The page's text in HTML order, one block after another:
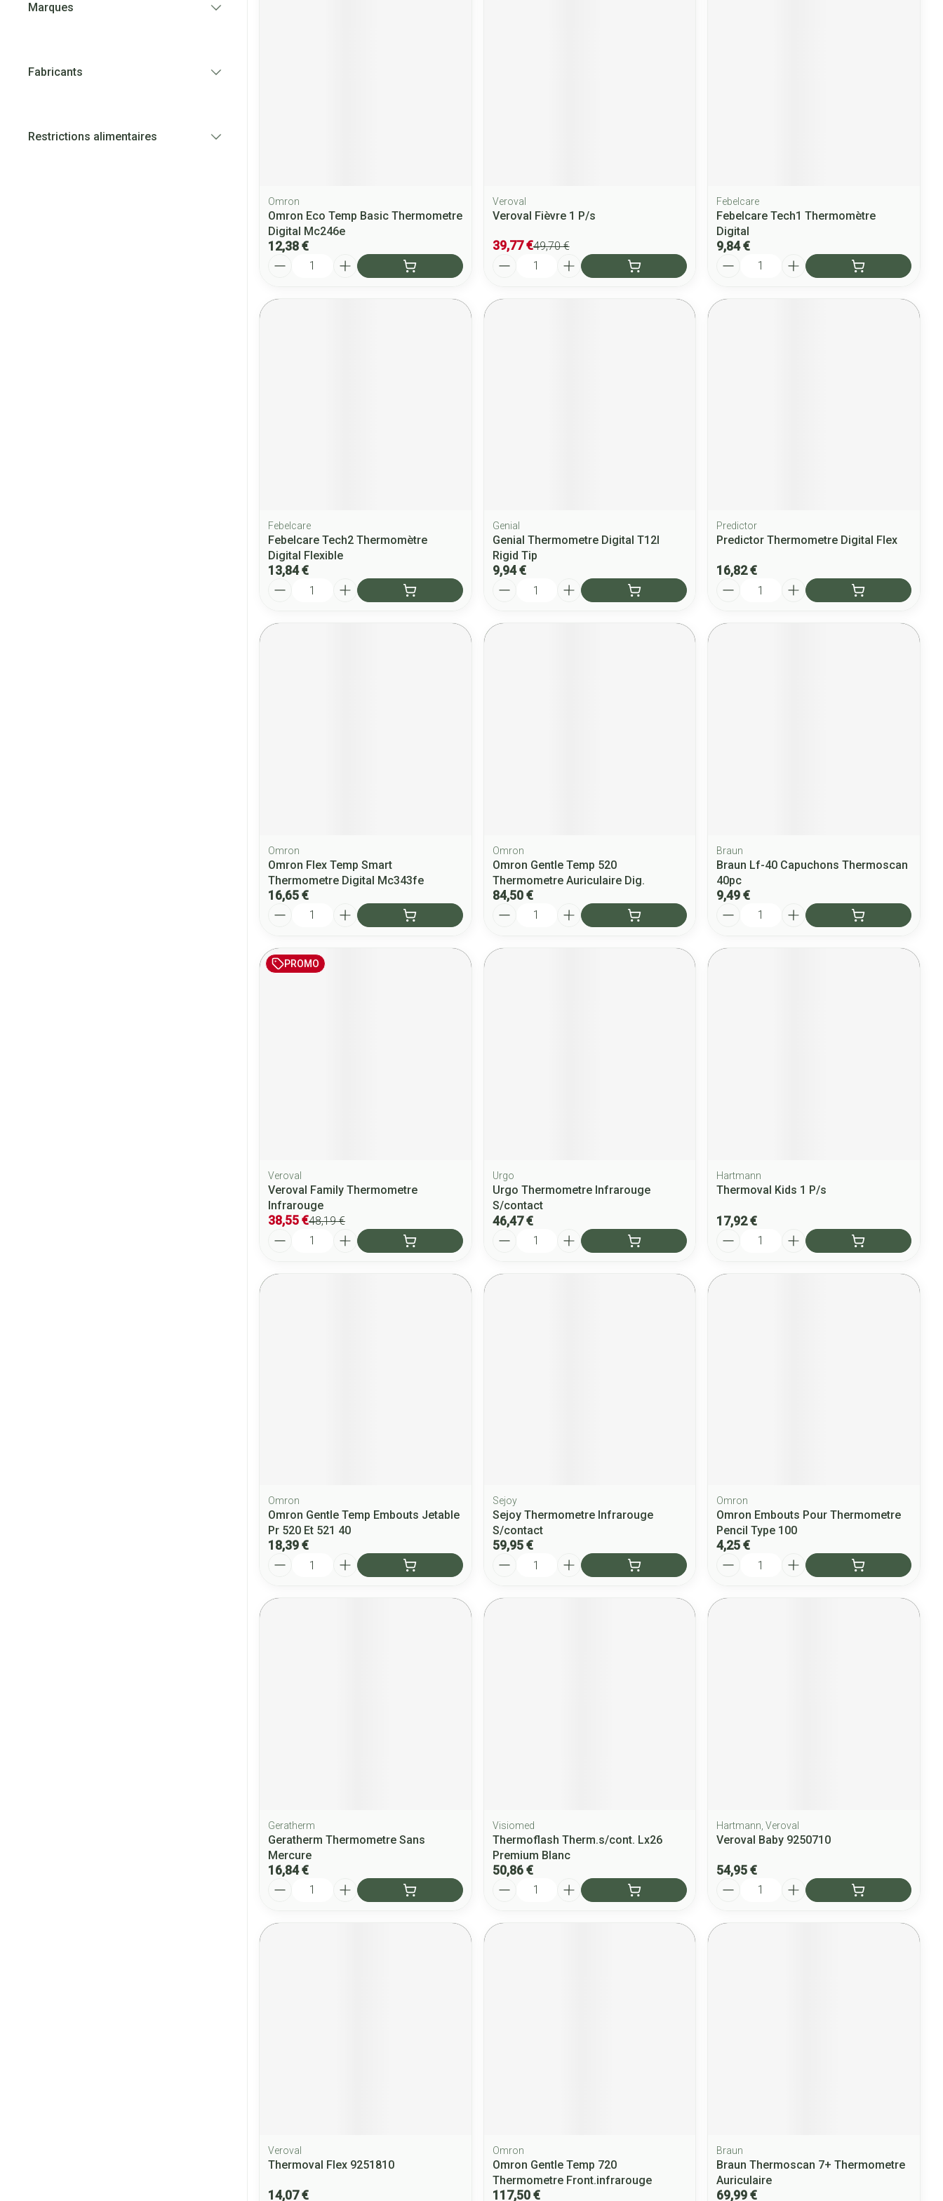
Marques
Fabricants
Restrictions alimentaires
Omron
Omron Eco Temp Basic Thermometre
Digital Mc246e
12,38 €
Veroval
Veroval Fièvre 1 P/s
49,70 €
39,77 €
Quantité
Febelcare
Febelcare Tech1 Thermomètre
Digital
9,84 €
Quantité
Febelcare
Febelcare Tech2 Thermomètre
Digital Flexible
13,84 €
Genial
Genial Thermometre Digital T12l
Rigid Tip
9,94 €
Quantité
Predictor
Predictor Thermometre Digital Flex
16,82 €
Quantité
Omron
Omron Flex Temp Smart
Thermometre Digital Mc343fe
16,65 €
Omron
Omron Gentle Temp 520
Thermometre Auriculaire Dig.
84,50 €
Quantité
Braun
Braun Lf-40 Capuchons Thermoscan
40pc
9,49 €
Quantité
PROMO
Veroval
Veroval Family Thermometre
Infrarouge
48,19 €
38,55 €
Urgo
Urgo Thermometre Infrarouge
S/contact
46,47 €
Quantité
Hartmann
Thermoval Kids 1 P/s
17,92 €
Quantité
Omron
Omron Gentle Temp Embouts Jetable
Pr 520 Et 521 40
18,39 €
Sejoy
Sejoy Thermometre Infrarouge
S/contact
59,95 €
Quantité
Omron
Omron Embouts Pour Thermometre
Pencil Type 100
4,25 €
Quantité
Geratherm
Geratherm Thermometre Sans
Mercure
16,84 €
Visiomed
Thermoflash Therm.s/cont. Lx26
Premium Blanc
50,86 €
Quantité
Hartmann, Veroval
Veroval Baby 9250710
54,95 €
Quantité
Veroval
Thermoval Flex 9251810
14,07 €
Omron
Omron Gentle Temp 720
Thermometre Front.infrarouge
117,50 €
Braun
Braun Thermoscan 7+ Thermometre
Auriculaire
69,99 €